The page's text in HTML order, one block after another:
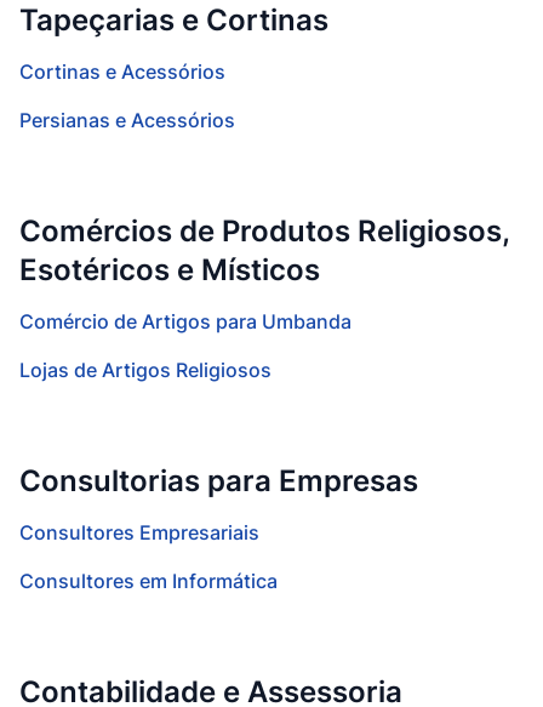
Tapeçarias e Cortinas
Cortinas e Acessórios
Persianas e Acessórios
Comércios de Produtos Religiosos,
Esotéricos e Místicos
Comércio de Artigos para Umbanda
Lojas de Artigos Religiosos
Consultorias para Empresas
Consultores Empresariais
Consultores em Informática
Contabilidade e Assessoria